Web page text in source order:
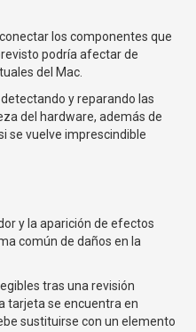
los componentes que
podría afectar de
del Mac.
y reparando las
del hardware, además de
se vuelve imprescindible
y la aparición de efectos
común de daños en la
tras una revisión
tarjeta se encuentra en
sustituirse con un elemento